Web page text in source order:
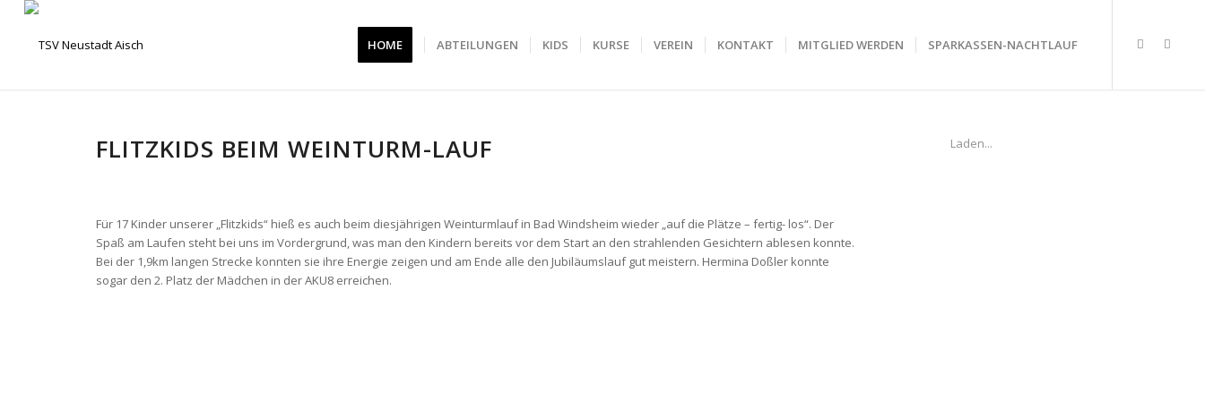
HOME ABTEILUNGEN KIDS KURSE VEREIN KONTAKT MITGLIED WERDEN SPARKASSEN-NACHTLAUF
FLITZKIDS BEIM WEINTURM-LAUF
Für 17 Kinder unserer „Flitzkids“ hieß es auch beim diesjährigen Weinturmlauf in Bad Windsheim wieder „auf die Plätze – fertig- los“. Der
Spaß am Laufen steht bei uns im Vordergrund, was man den Kindern bereits vor dem Start an den strahlenden Gesichtern ablesen konnte.
Bei der 1,9km langen Strecke konnten sie ihre Energie zeigen und am Ende alle den Jubiläumslauf gut meistern. Hermina Doßler konnte
sogar den 2. Platz der Mädchen in der AKU8 erreichen.
Laden...